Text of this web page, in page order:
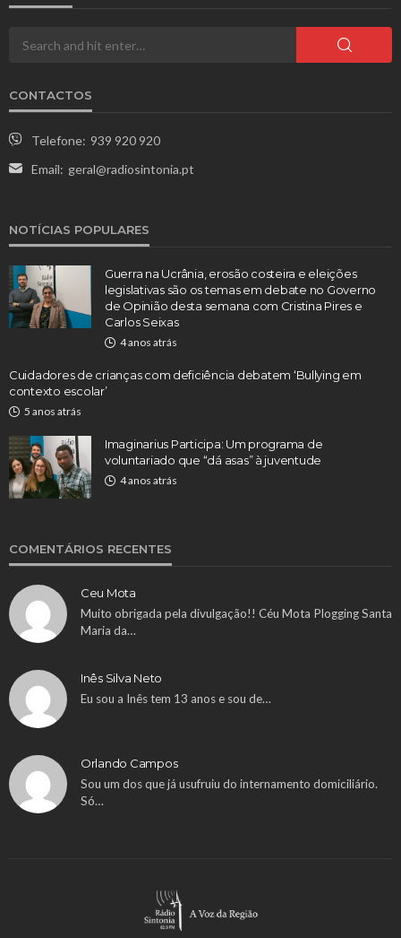
CONTACTOS
Telefone: 939 920 920
Email: geral@radiosintonia.pt
NOTÍCIAS POPULARES
Guerra na Ucrânia, erosão costeira e eleições
legislativas são os temas em debate no Governo
de Opinião desta semana com Cristina Pires e
Carlos Seixas
4 anos atrás
Cuidadores de crianças com deficiência debatem ‘Bullying em
contexto escolar’
5 anos atrás
Imaginarius Participa: Um programa de
voluntariado que “dá asas” à juventude
4 anos atrás
COMENTÁRIOS RECENTES
Ceu Mota
Muito obrigada pela divulgação!! Céu Mota Plogging Santa
Maria da…
Inês Silva Neto
Eu sou a Inês tem 13 anos e sou de…
Orlando Campos
Sou um dos que já usufruiu do internamento domiciliário.
Só…